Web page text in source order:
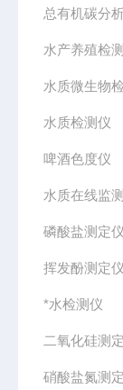
总有机碳分
水产养殖检
水质微生物
水质检测仪
啤酒色度仪
水质在线监
磷酸盐测定仪
挥发酚测定仪
*水检测仪
二氧化硅测
硝酸盐氮测